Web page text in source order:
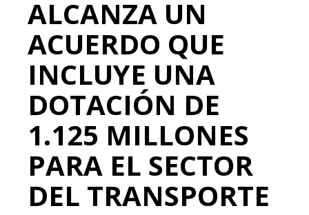
ALCANZA UN
ACUERDO QUE
INCLUYE UNA
DOTACIÓN DE
1.125 MILLONES
PARA EL SECTOR
DEL TRANSPORTE